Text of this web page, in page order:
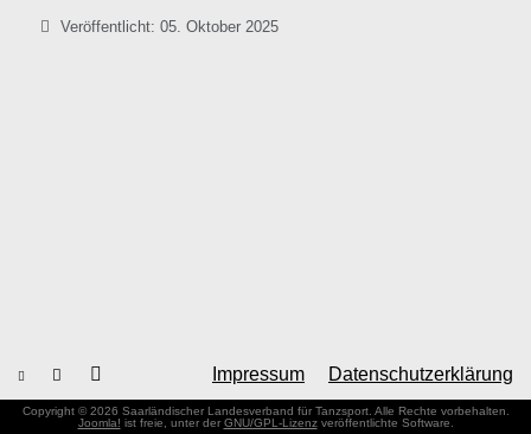
Veröffentlicht: 05. Oktober 2025
Impressum Datenschutzerklärung
Copyright © 2026 Saarländischer Landesverband für Tanzsport. Alle Rechte vorbehalten.
Joomla! ist freie, unter der GNU/GPL-Lizenzveröffentlichte Software.